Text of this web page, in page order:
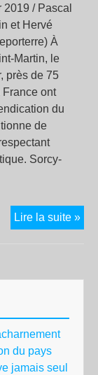
2019 / Pascal
et Hervé
À
Martin, le
près de 75
ont
du
de
Sorcy-
Lire la suite »
de
des
du pays
jamais seul